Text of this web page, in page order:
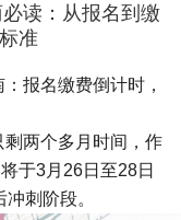
读：从报名到缴
准
报名缴费倒计时，
剩两个多月时间，作
于3月 26日至28日
刺阶段。